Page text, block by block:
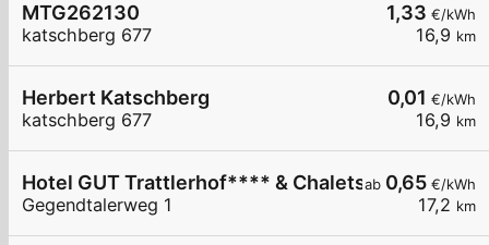
1,33 €/kWh
16,9 km
MTG262130
katschberg 677
0,01 €/kWh
16,9 km
Herbert Katschberg
katschberg 677
ab 0,65 €/kWh
17,2 km
Hotel GUT Trattlerhof**** & Chalets
Gegendtalerweg 1